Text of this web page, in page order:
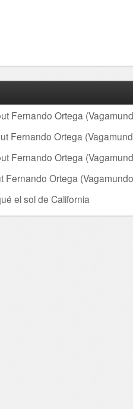
Fernando Ortega
Fernando Ortega
Fernando Ortega
Fernando Ortega
el sol de California